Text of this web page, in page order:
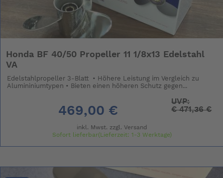
Honda BF 40/50 Propeller 11 1/8x13 Edelstahl
VA
Edelstahlpropeller 3-Blatt • Höhere Leistung im Vergleich zu
Alumininiumtypen • Bieten einen höheren Schutz gegen...
469,00 €
UVP:
€471,36 €
inkl. Mwst. zzgl. Versand
Sofort lieferbar(Lieferzeit: 1-3 Werktage)